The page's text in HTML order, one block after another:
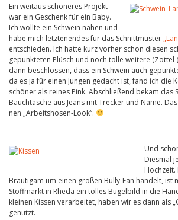
Ein weitaus schöneres Projekt
war ein Geschenk für ein Baby.
Ich wollte ein Schwein nähen und
habe mich letztenendes für das Schnittmuster
entschieden. Ich hatte kurz vorher schon diesen
gepunkteten Plüsch und noch tolle weitere
dann beschlossen, dass ein Schwein auch
da es ja für einen Jungen gedacht ist, fand ich die
schöner als reines Pink. Abschließend bekam das
Bauchtasche aus Jeans mit Trecker und Name.
nen „Arbeitshosen-Look“.
Und
Diesmal
Hochzeit.
Bräutigam um einen großen Bully-Fan handelt, ist
Stoffmarkt in Rheda ein tolles Bügelbild in die
kleinen Kissen verarbeitet, haben wir es dann als
genutzt.